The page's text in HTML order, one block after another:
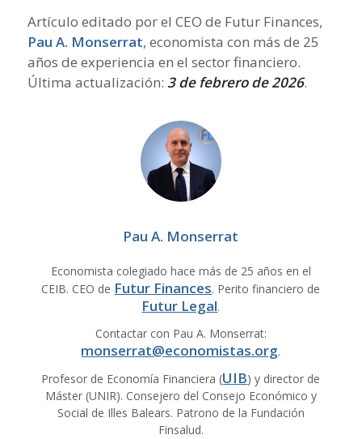
Artículo editado por el CEO de Futur Finances,
Pau A. Monserrat, economista con más de 25
años de experiencia en el sector financiero.
Última actualización: 3 de febrero de 2026.
Pau A. Monserrat
Economista colegiado hace más de 25 años en el
CEIB. CEO de Futur Finances. Perito financiero de
Futur Legal.
Contactar con Pau A. Monserrat:
monserrat@economistas.org.
Profesor de Economía Financiera (UIB) y director de
Máster (UNIR). Consejero del Consejo Económico y
Social de Illes Balears. Patrono de la Fundación
Finsalud.